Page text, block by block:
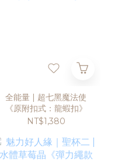
全能量 | 超七黑魔法使
《原附扣式：龍蝦扣》
NT$1,380